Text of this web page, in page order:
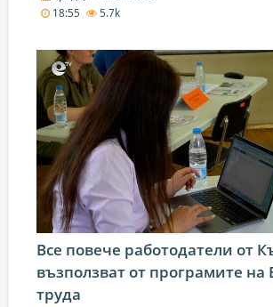
18:55
5.7k
Все повече работодатели от
възползват от програмите
труда